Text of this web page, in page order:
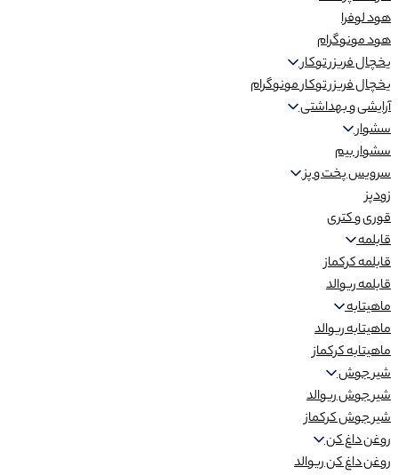
هود لوفرا
هود مونوگرام
یخچال فریزر توکار
یخچال فریزر توکار مونوگرام
آرایشی و بهداشتی
سشوار
سشوار بیم
سرویس پخت و پز
زودپز
قوری و کتری
قابلمه
قابلمه کرکماز
قابلمه ریوالد
ماهیتابه
ماهیتابه ریوالد
ماهیتابه کرکماز
شیر جوش
شیر جوش ریوالد
شیر جوش کرکماز
روغن داغ کن
روغن داغ کن ریوالد